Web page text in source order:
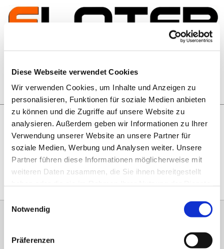
Diese Webseite verwendet Cookies
Wir verwenden Cookies, um Inhalte und Anzeigen zu
personalisieren, Funktionen für soziale Medien anbieten
zu können und die Zugriffe auf unsere Website zu
analysieren. Außerdem geben wir Informationen zu Ihrer
Verwendung unserer Website an unsere Partner für
soziale Medien, Werbung und Analysen weiter. Unsere
Partner führen diese Informationen möglicherweise mit
weiteren Daten zusammen, die Sie ihnen bereitgestellt
Einwilligungsauswahl
Notwendig
Präferenzen
Zum Inhalt springen
Artikelsuche
Rechtliches
Hier geht es zu unserenAGB , zumWiderrufsrecht, zum
Impressum und zu unseremDatenschutz.